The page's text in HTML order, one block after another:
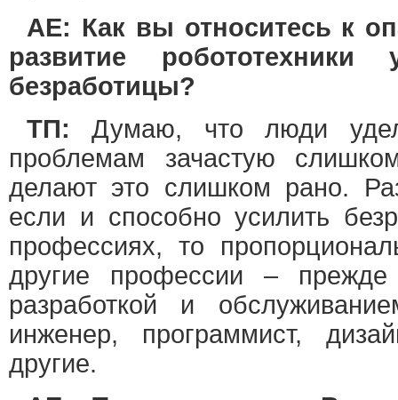
AE: Как вы относитесь к
развитие робототехники
безработицы?
ТП: Думаю, что люди
проблемам зачастую
делают это слишком рано.
если и способно усилить
профессиях, то
другие профессии –
разработкой и
инженер, программист,
другие.